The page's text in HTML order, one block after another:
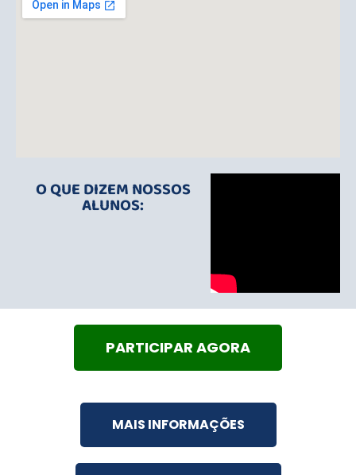
O QUE DIZEM NOSSOS
ALUNOS:
PARTICIPAR AGORA
MAIS INFORMAÇÕES